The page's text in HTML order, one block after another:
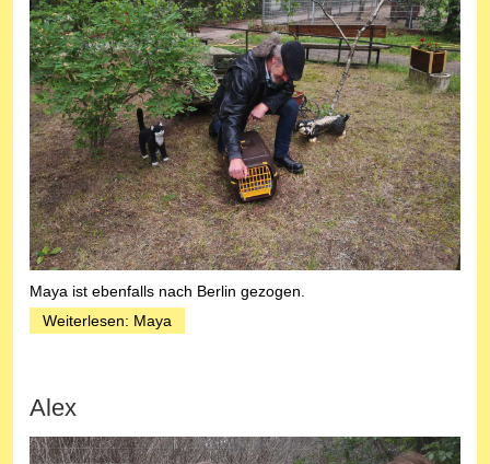
Maya ist ebenfalls nach Berlin gezogen.
Weiterlesen: Maya
Alex